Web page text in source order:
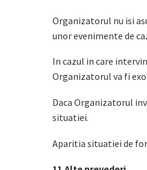
Organizatorul nu isi
unor evenimente de
In cazul in care
Organizatorul va fi
Daca Organizatorul
situatiei.
Aparitia situatiei de